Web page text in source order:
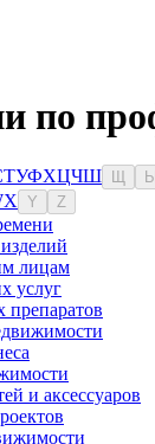
по
ТУФХЦЧШ Ы
X Y Z
лицам
услуг
препаратов
и аксессуаров